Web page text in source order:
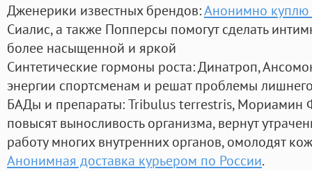
Дженерики известных брендов:Анонимно куплю
Сиалис, а также Попперсы помогут сделать
более насыщенной и яркой
Синтетические гормоны роста: Динатроп,
энергии спортсменам и решат проблемы
БАДы и препараты:Tribulus terrestris, Мориамин
повысят выносливость организма, вернут
работу многих внутренних органов, омолодят
Анонимная доставка курьером по России.